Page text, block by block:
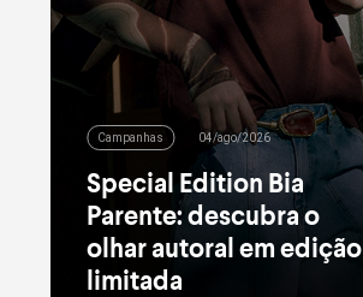
Campanhas 04/ago/2026
Special Edition Bia
Parente: descubra o
olhar autoral em edição
limitada